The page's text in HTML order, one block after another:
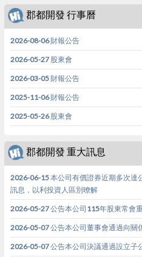
郡都開發 行事曆
2026-08-06 財報公告
2026-05-27 股東會
2026-03-05 財報公告
2025-11-06 財報公告
2025-05-26 股東會
郡都開發 重大訊息
2026-06-15 本公司有價證券近期多次達
訊息，以利投資人區別暸解
2026-05-27 公告本公司115年股東常會
2026-05-07 公告本公司董事會通過向關
2026-05-07 公告本公司決議通過設立子